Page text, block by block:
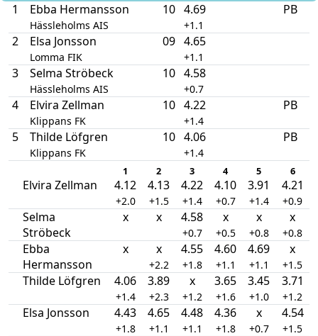
1
Ebba Hermansson
Hässleholms AIS
10 4.69
+1.1
PB
2 Elsa Jonsson
Lomma FIK
09 4.65
+1.1
3 Selma Ströbeck
Hässleholms AIS
10 4.58
+0.7
4 Elvira Zellman
Klippans FK
10 4.22
+1.4
PB
5 Thilde Löfgren
Klippans FK
10 4.06
+1.4
PB
1 2 3 4 5 6
Elvira Zellman 4.12
+2.0
4.13
+1.5
4.22
+1.4
4.10
+0.7
3.91
+1.4
4.21
+0.9
Selma
Ströbeck
x x 4.58
+0.7
x
+0.5
x
+0.8
x
+0.8
Ebba
Hermansson
x x
+2.2
4.55
+1.8
4.60
+1.1
4.69
+1.1
x
+1.5
Thilde Löfgren 4.06
+1.4
3.89
+2.3
x
+1.2
3.65
+1.6
3.45
+1.0
3.71
+1.2
Elsa Jonsson 4.43
+1.8
4.65
+1.1
4.48
+1.1
4.36
+1.8
x
+0.7
4.54
+1.5